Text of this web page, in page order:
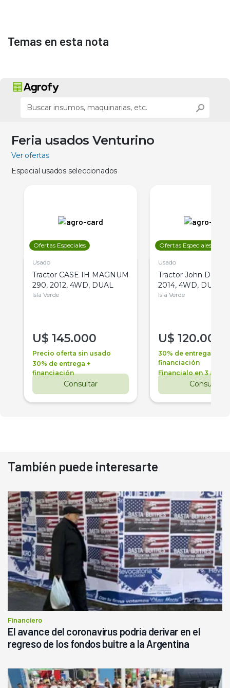
Temas en esta nota
Feria usados Venturino
Ver ofertas
Especial usados seleccionados
Ofertas Especiales
Usado
Tractor CASE IH MAGNUM
290, 2012, 4WD, DUAL
Isla Verde
U$ 145.000
Precio oferta sin usado
30% de entrega +
financiación
Consultar
Ofertas Especiales
Usado
Tractor John Deere
2014, 4WD, DUAL
Isla Verde
U$ 120.000
30% de entrega +
financiación
Financialo en 3 años
Consultar
También puede interesarte
Financiero
El avance del coronavirus podría derivar en el
regreso de los fondos buitre a la Argentina